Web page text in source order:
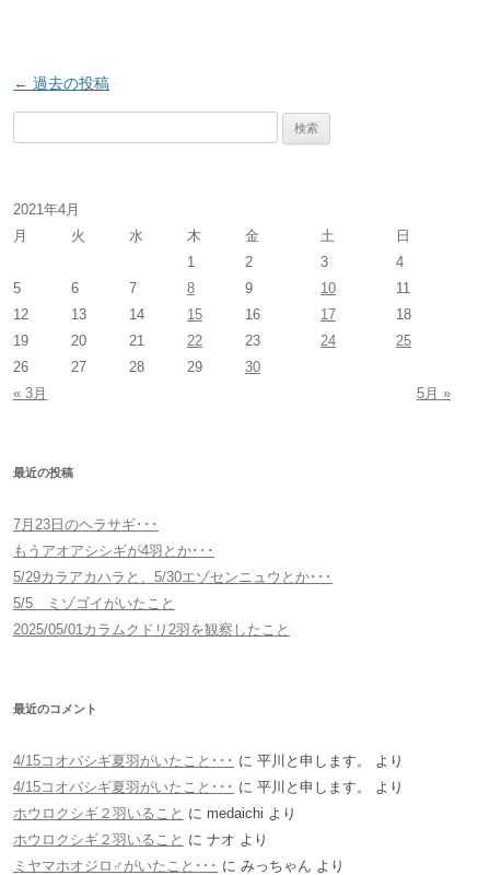
投
稿
ナ
ゲ
ー
ョ
← 過去の投稿
2021年4月
月
火 水 木 金 土 日
« 3月 5月 »
1 2 3
4
5
6 7 8 9 10
11
12
13 14 15 16 17
18
19
20 21 22 23 24
25
26
27 28 29 30
最近の投稿
7月23日のヘラサギ･･･
もうアオアシシギが4羽とか･･･
5/29カラアカハラと、5/30エゾセンニュウとか･･･
5/5 ミゾゴイがいたこと
2025/05/01カラムクドリ2羽を観察したこと
最近のコメント
4/15コオバシギ夏羽がいたこと･･･ に 平川と申します。
より
4/15コオバシギ夏羽がいたこと･･･ に 平川と申します。
より
ホウロクシギ２羽いること に medaichi より
ホウロクシギ２羽いること に ナオ より
ミヤマホオジロ♂がいたこと･･･ に みっちゃん より